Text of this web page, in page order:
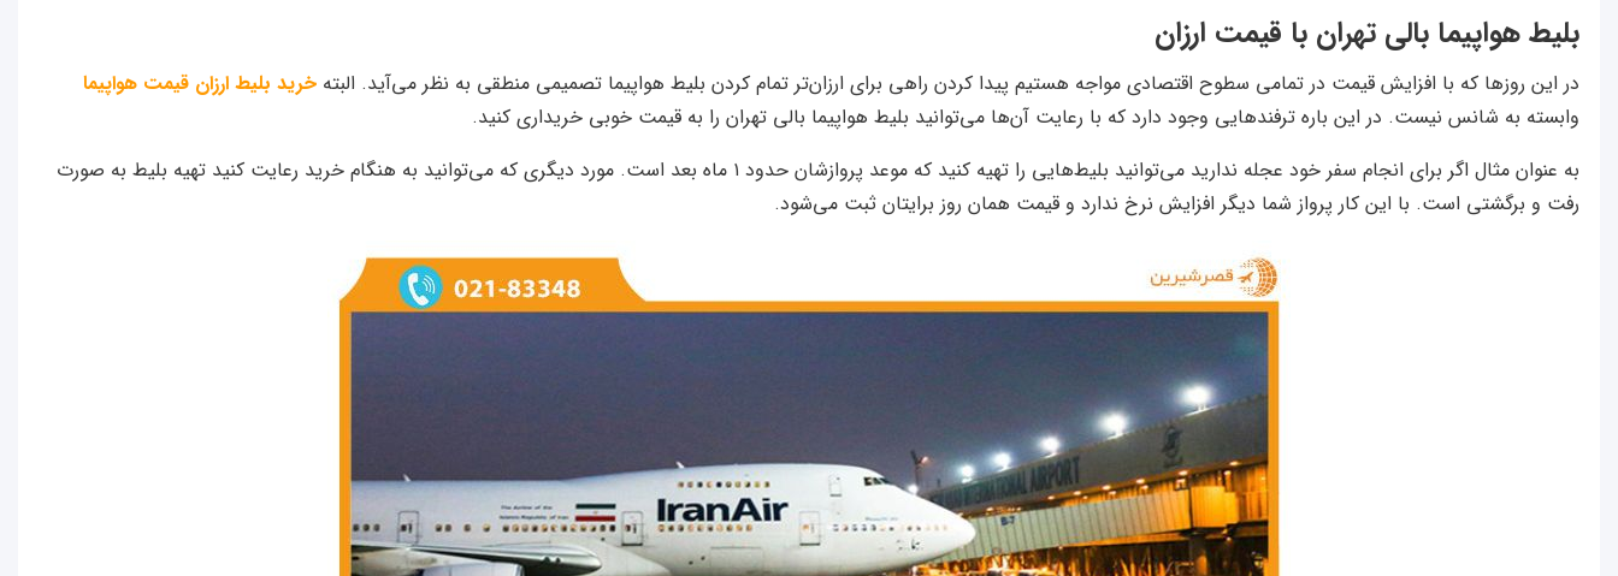
بلیط هواپیما بالی تهران با قیمت ارزان
در این روزها که با افزایش قیمت در تمامی سطوح اقتصادی مواجه هستیم پیدا کردن راهی برای ارزان‌تر تمام کردن بلیط هواپیما تصمیمی منطقی به نظر می‌آید. البته خرید بلیط ارزان قیمت هواپیما
وابسته به شانس نیست. در این باره ترفندهایی وجود دارد که با رعایت آن‌ها می‌توانید بلیط هواپیما بالی تهران را به قیمت خوبی خریداری کنید.
به عنوان مثال اگر برای انجام سفر خود عجله ندارید می‌توانید بلیط‌هایی را تهیه کنید که موعد پروازشان حدود ۱ ماه بعد است. مورد دیگری که می‌توانید به هنگام خرید رعایت کنید تهیه بلیط به صورت
رفت و برگشتی است. با این کار پرواز شما دیگر افزایش نرخ ندارد و قیمت همان روز برایتان ثبت می‌شود.